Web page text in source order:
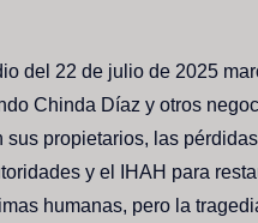
del 22 de julio de 2025
Chinda Díaz y otros
sus propietarios, las
y el IHAH para
humanas, pero la